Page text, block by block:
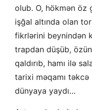
olub. O, hökmən öz
işğal altında olan
fikrlərini beynindən
trapdan düşüb,
qaldırıb, hamı ilə
tarixi məqamı
dünyaya yaydı…